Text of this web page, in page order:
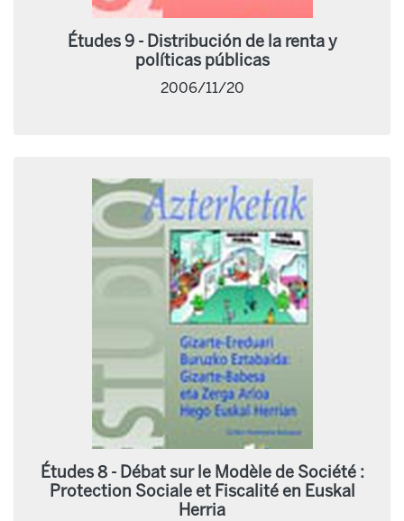
Études 9 - Distribución de la renta y
políticas públicas
2006/11/20
Études 8 - Débat sur le Modèle de Société :
Protection Sociale et Fiscalité en Euskal
Herria